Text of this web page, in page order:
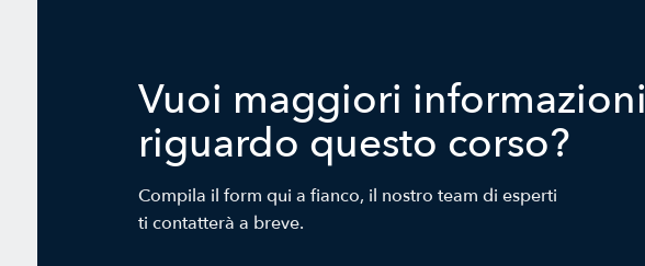
Vuoi maggiori informazioni
riguardo questo corso?
Compila il form qui a fianco, il nostro team di esperti
ti contatterà a breve.